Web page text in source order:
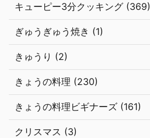
キューピー3分クッキング (369)
ぎゅうぎゅう焼き (1)
きゅうり (2)
きょうの料理 (230)
きょうの料理ビギナーズ (161)
クリスマス (3)